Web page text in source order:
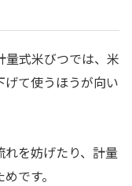
量式米びつでは、米
て使うほうが向い
を妨げたり、計量
です。